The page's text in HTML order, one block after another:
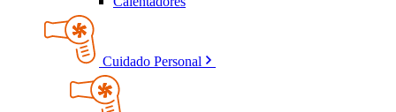
Cuidado Personal